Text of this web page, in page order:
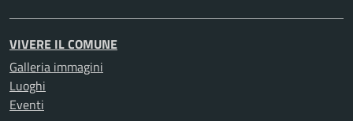
VIVERE IL COMUNE
Galleria immagini
Luoghi
Eventi